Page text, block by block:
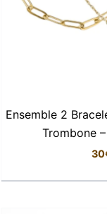
Ensemble 2
Trombone
30